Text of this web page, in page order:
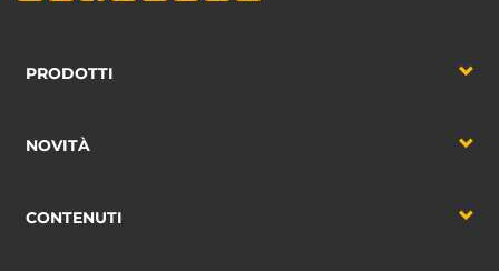
PRODOTTI
NOVITÀ
CONTENUTI